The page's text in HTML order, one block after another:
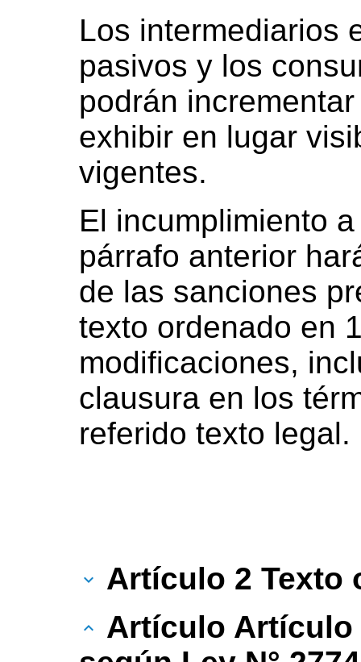
Los intermediarios
pasivos y los
podrán
exhibir en lugar
vigentes.
El incumplimiento
párrafo anterior
de las sanciones
texto ordenado en
modificaciones,
clausura en los
referido texto legal.
Artículo 2 Texto
Artículo Artículo